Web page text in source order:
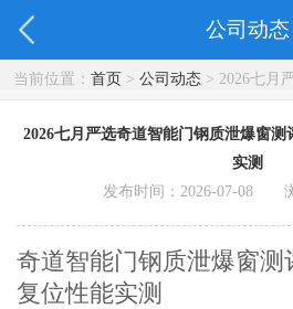
公司动态
当前位置： 首页> 公司动态> 2026七月
2026七月严选奇道智能门钢质泄爆窗
实测
发布时间：2026-07-08
奇道智能门钢质泄爆窗测
复位性能实测